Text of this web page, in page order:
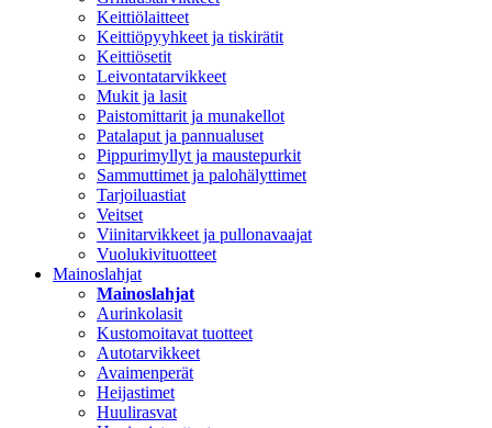
Keittiölaitteet
Keittiöpyyhkeet ja tiskirätit
Keittiösetit
Leivontatarvikkeet
Mukit ja lasit
Paistomittarit ja munakellot
Patalaput ja pannualuset
Pippurimyllyt ja maustepurkit
Sammuttimet ja palohälyttimet
Tarjoiluastiat
Veitset
Viinitarvikkeet ja pullonavaajat
Vuolukivituotteet
Mainoslahjat
Mainoslahjat
Aurinkolasit
Kustomoitavat tuotteet
Autotarvikkeet
Avaimenperät
Heijastimet
Huulirasvat